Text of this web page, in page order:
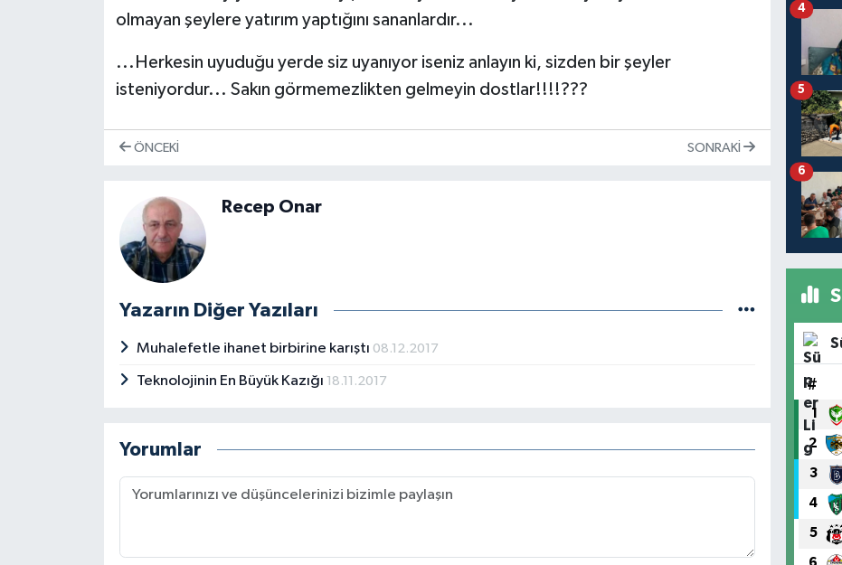
olmayan şeylere yatırım yaptığını sananlardır...
...Herkesin uyuduğu yerde siz uyanıyor iseniz anlayın ki, sizden bir şeyler
isteniyordur... Sakın görmemezlikten gelmeyin dostlar!!!!???
ÖNCEKI SONRAKI
Recep Onar
Yazarın Diğer Yazıları
Muhalefetle ihanet birbirine karıştı 08.12.2017
Teknolojinin En Büyük Kazığı 18.11.2017
Yorumlar
4
5
6
#
1
2
3
4
5